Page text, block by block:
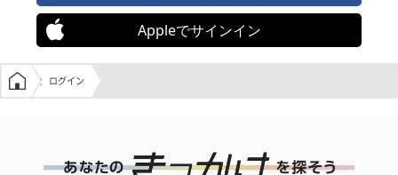
Appleでサインイン
学生の窓口トップ
ログイン